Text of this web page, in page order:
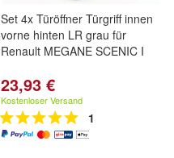
Set 4x Türöffner Türgriff innen
vorne hinten LR grau für
Renault MEGANE SCENIC I
23,93 €
Kostenloser Versand
1